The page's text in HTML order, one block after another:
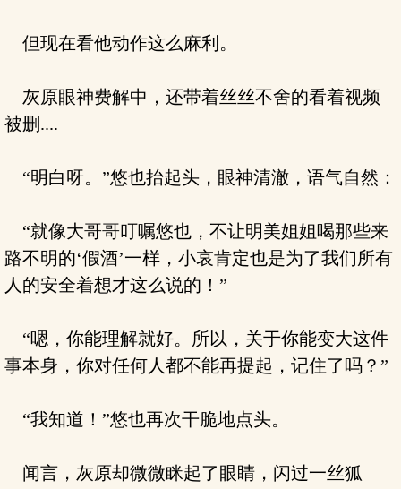
但现在看他动作这么麻利。
灰原眼神费解中，还带着丝丝不舍的看着视频
被删....
“明白呀。”悠也抬起头，眼神清澈，语气自然：
“就像大哥哥叮嘱悠也，不让明美姐姐喝那些来
路不明的‘假酒’一样，小哀肯定也是为了我们所有
人的安全着想才这么说的！”
“嗯，你能理解就好。所以，关于你能变大这件
事本身，你对任何人都不能再提起，记住了吗？”
“我知道！”悠也再次干脆地点头。
闻言，灰原却微微眯起了眼睛，闪过一丝狐